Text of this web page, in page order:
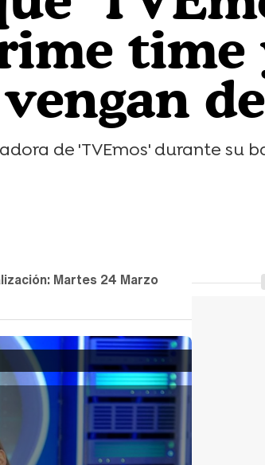
time
de 'TVEmos' durante su
Martes 24 Marzo